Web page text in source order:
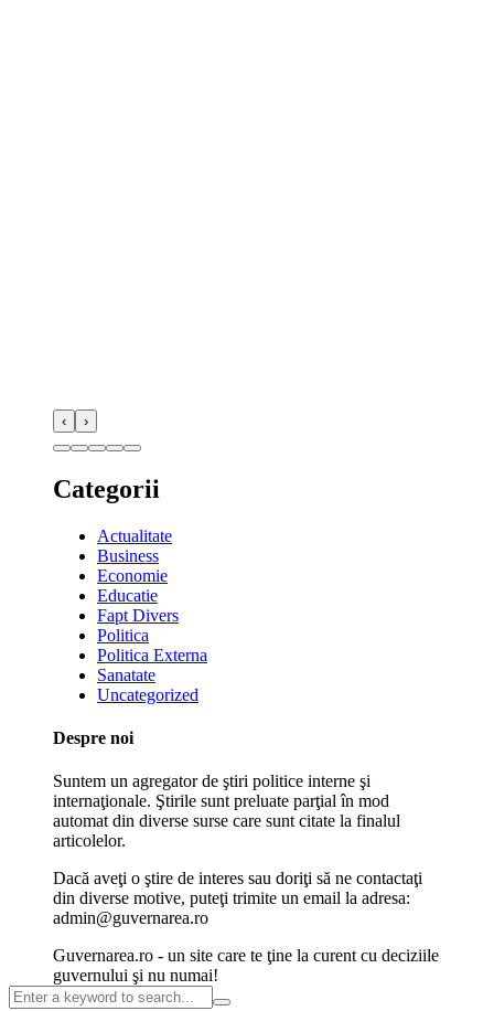
‹ ›
Categorii
Actualitate
Business
Economie
Educatie
Fapt Divers
Politica
Politica Externa
Sanatate
Uncategorized
Despre noi
Suntem un agregator de ştiri politice interne şi
internaţionale. Ştirile sunt preluate parţial în mod
automat din diverse surse care sunt citate la finalul
articolelor.
Dacă aveţi o ştire de interes sau doriţi să ne contactaţi
din diverse motive, puteţi trimite un email la adresa:
admin@guvernarea.ro
Guvernarea.ro - un site care te ţine la curent cu deciziile
guvernului şi nu numai!